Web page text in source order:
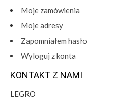
Moje zamówienia
Moje adresy
Zapomniałem hasło
Wyloguj z konta
KONTAKT Z NAMI
LEGRO